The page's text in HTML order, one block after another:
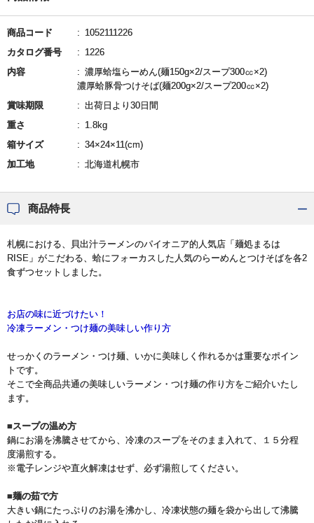
商品コード
1052111226
カタログ番号
1226
内容
濃厚蛤塩らーめん(麺150g×2/スープ300㏄×2)
濃厚蛤豚骨つけそば(麺200g×2/スープ200㏄×2)
賞味期限
出荷日より30日間
重さ
1.8kg
箱サイズ
34×24×11(cm)
加工地
北海道札幌市
商品特長
札幌における、貝出汁ラーメンのパイオニア的人気店「麺処まるは
RISE」がこだわる、蛤にフォーカスした人気のらーめんとつけそばを各2
食ずつセットしました。
お店の味に近づけたい！
冷凍ラーメン・つけ麺の美味しい作り方
せっかくのラーメン・つけ麺、いかに美味しく作れるかは重要なポイン
トです。
そこで全商品共通の美味しいラーメン・つけ麺の作り方をご紹介いたし
ます。
■スープの温め方
鍋にお湯を沸騰させてから、冷凍のスープをそのまま入れて、１５分程
度湯煎する。
※電子レンジや直火解凍はせず、必ず湯煎してください。
■麺の茹で方
大きい鍋にたっぷりのお湯を沸かし、冷凍状態の麺を袋から出して沸騰